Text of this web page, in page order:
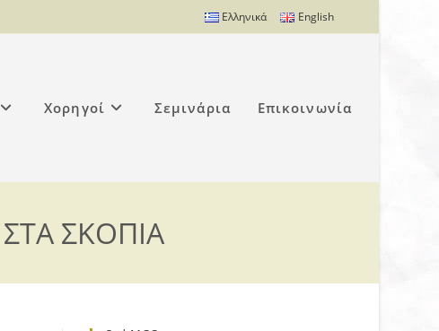
Ελληνικά English
Χορηγοί Σεμινάρια Επικοινωνία
ΣΚΟΠΙΑ